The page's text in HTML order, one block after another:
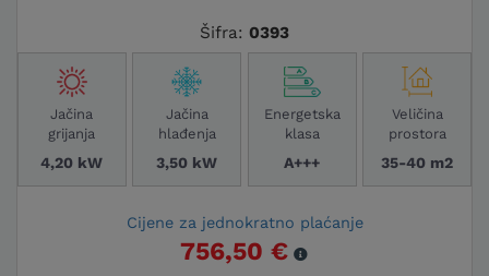
Šifra: 0393
Jačina
grijanja
4,20 kW
Jačina
hlađenja
3,50 kW
Energetska
klasa
A+++
Veličina
prostora
35-40 m2
Cijene za jednokratno plaćanje
756,50 €